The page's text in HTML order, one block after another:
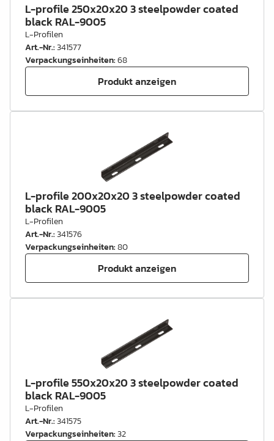
L-profile 250x20x20 3 steelpowder coated
black RAL-9005
L-Profilen
Art.-Nr.:341577
Verpackungseinheiten:68
Produkt anzeigen
L-profile 200x20x20 3 steelpowder coated
black RAL-9005
L-Profilen
Art.-Nr.:341576
Verpackungseinheiten:80
Produkt anzeigen
L-profile 550x20x20 3 steelpowder coated
black RAL-9005
L-Profilen
Art.-Nr.:341575
Verpackungseinheiten:32